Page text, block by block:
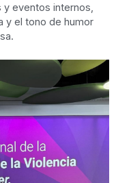
eventos internos,
y el tono de humor